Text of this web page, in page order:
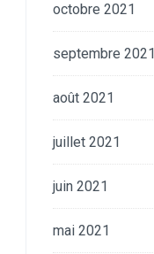
octobre 2021
septembre 2021
août 2021
juillet 2021
juin 2021
mai 2021